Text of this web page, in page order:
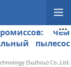
чем
пылесос
(Suzhou) Co.,Ltd.